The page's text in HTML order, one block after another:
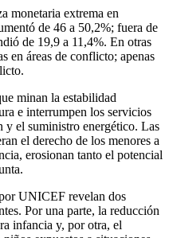
monetaria extrema en
de 46 a 50,2%; fuera de
de 19,9 a 11,4%. En otras
en áreas de conflicto; apenas
minan la estabilidad
e interrumpen los servicios
y el suministro energético. Las
el derecho de los menores a
erosionan tanto el potencial
UNICEF revelan dos
Por una parte, la reducción
infancia y, por otra, el